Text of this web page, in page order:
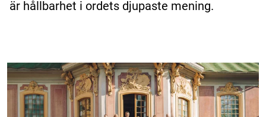
är hållbarhet i ordets djupaste mening.